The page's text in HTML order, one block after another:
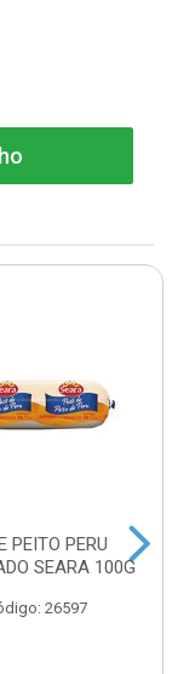
PEITO PERU
SEARA 100G
26597